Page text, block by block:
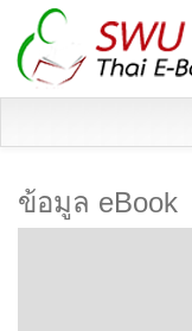
ข้อมูล eBook